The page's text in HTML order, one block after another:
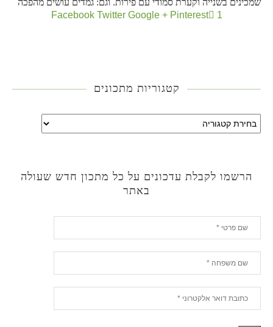
שמכינים בשנייה וקערת סמודי עם פירות. וגם: גמדים עושים מהפכה
1
Facebook Twitter Google + Pinterest
קטגוריות מתכונים
הרשמו לקבלת עדכונים על כל מתכון חדש שעולה
באתר